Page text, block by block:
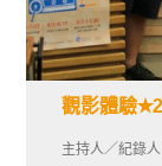
觀影體驗
主持人／紀錄